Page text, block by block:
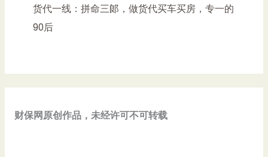
货代一线：拼命三郞，做货代买车买房，专一的
90后
财保网原创作品，未经许可不可转载